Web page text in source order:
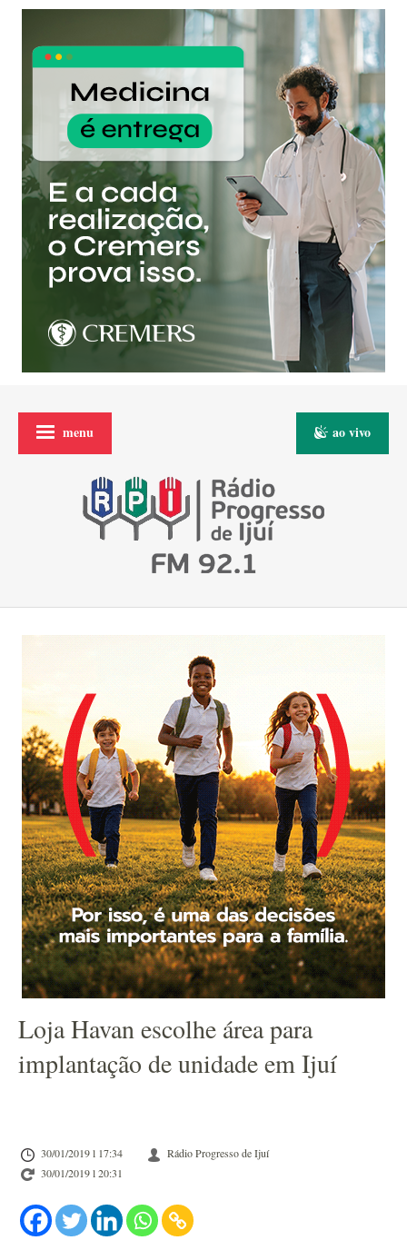
menu ao vivo
Loja Havan escolhe área para
implantação de unidade em Ijuí
30/01/2019 l 17:34
Rádio Progresso de Ijuí
30/01/2019 l 20:31